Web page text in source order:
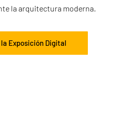
la arquitectura moderna.
Exposición Digital